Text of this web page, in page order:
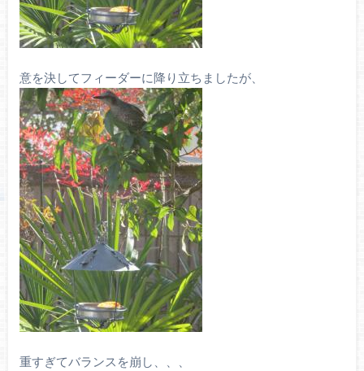
意を決してフィーダーに降り立ちましたが、
重すぎてバランスを崩し、、、